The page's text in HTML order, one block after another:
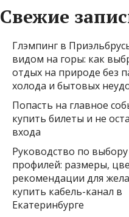
Свежие
Глэмпинг в
видом на горы: как
отдых на природе без
холода и бытовых
Попасть на главное
купить билеты и не
входа
Руководство по
профилей: размеры,
рекомендации для
купить кабель-канал в
Екатеринбурге